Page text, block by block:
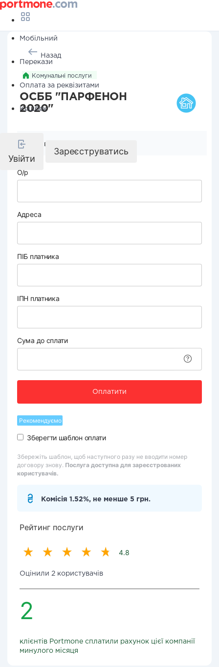
Мобільний
Перекази
Оплата за реквізитами
Кешбек
Увійти
Зареєструватись
Назад
Комунальні послуги
ОСББ "ПАРФЕНОН
2020"
Реквізити компанії
О/р
Адреса
ПІБ платника
ІПН платника
Сума до сплати
Оплатити
Рекомендуємо
Зберегти шаблон оплати
Збережіть шаблон, щоб наступного разу не вводити номер
договору знову. Послуга доступна для зареєстрованих
користувачів.
Комісія 1.52%, не менше 5 грн.
Рейтинг послуги
4.8
Оцінили 2 користувачів
2
клієнтів Portmone сплатили рахунок цієї компанії
минулого місяця